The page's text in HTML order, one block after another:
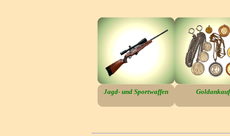
Jagd- und Sportwaffen Goldankauf